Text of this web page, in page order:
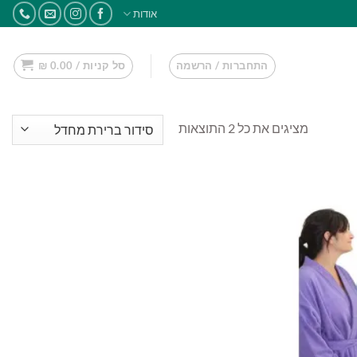
אודות
התחברות / הרשמה סל קניות / ₪ 0.00
מציגים את כל ⁦2⁩ התוצאות
למועדפים